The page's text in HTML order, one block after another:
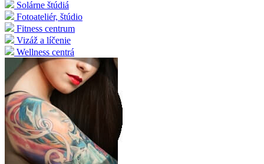
Solárne štúdiá
Fotoateliér, štúdio
Fitness centrum
Vizáž a líčenie
Wellness centrá